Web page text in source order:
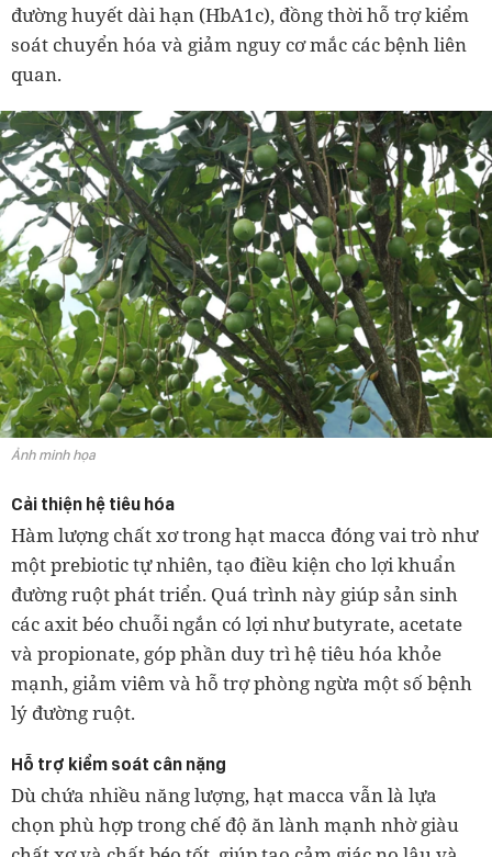
đường huyết dài hạn (HbA1c), đồng thời hỗ trợ kiểm
soát chuyển hóa và giảm nguy cơ mắc các bệnh liên
quan.
Ảnh minh họa
Cải thiện hệ tiêu hóa
Hàm lượng chất xơ trong hạt macca đóng vai trò như
một prebiotic tự nhiên, tạo điều kiện cho lợi khuẩn
đường ruột phát triển. Quá trình này giúp sản sinh
các axit béo chuỗi ngắn có lợi như butyrate, acetate
và propionate, góp phần duy trì hệ tiêu hóa khỏe
mạnh, giảm viêm và hỗ trợ phòng ngừa một số bệnh
lý đường ruột.
Hỗ trợ kiểm soát cân nặng
Dù chứa nhiều năng lượng, hạt macca vẫn là lựa
chọn phù hợp trong chế độ ăn lành mạnh nhờ giàu